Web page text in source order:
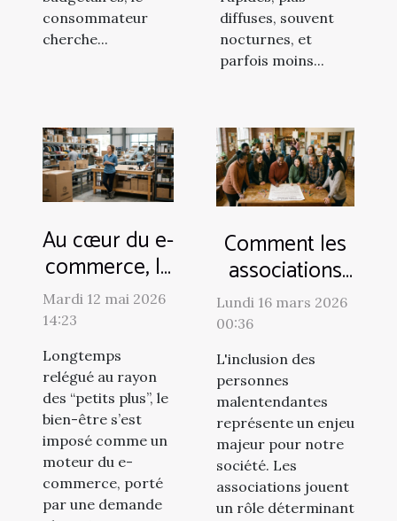
consommateur
cherche...
diffuses, souvent
nocturnes, et
parfois moins...
Au cœur du e-
commerce, le
bien-être
s’affirme
comme levier
stratégique
Mardi 12 mai 2026
14:23
Longtemps
relégué au rayon
des “petits plus”, le
bien-être s’est
imposé comme un
moteur du e-
commerce, porté
par une demande
Comment les
associations
soutiennent-
l'intégration
des
malentendants
?
Lundi 16 mars 2026
00:36
L'inclusion des
personnes
malentendantes
représente un enjeu
majeur pour notre
société. Les
associations jouent
un rôle déterminant